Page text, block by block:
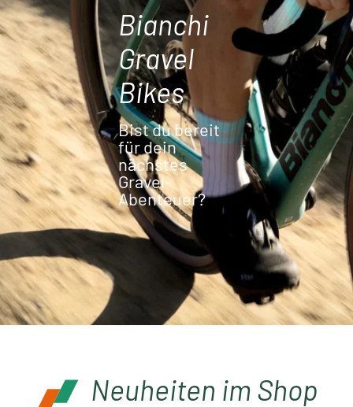
Bianchi
Gravel
Bikes
Bist du bereit
für dein
nächstes
Gravel-
Abenteuer?
Produktgalerie überspringen
Neuheiten im Shop